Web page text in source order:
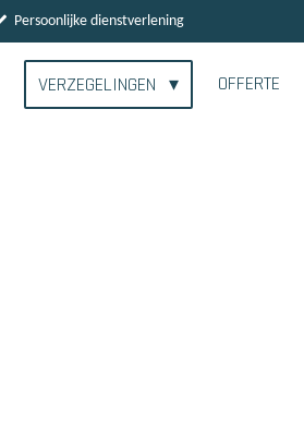
Persoonlijke dienstverlening
VERZEGELINGEN OFFERTE